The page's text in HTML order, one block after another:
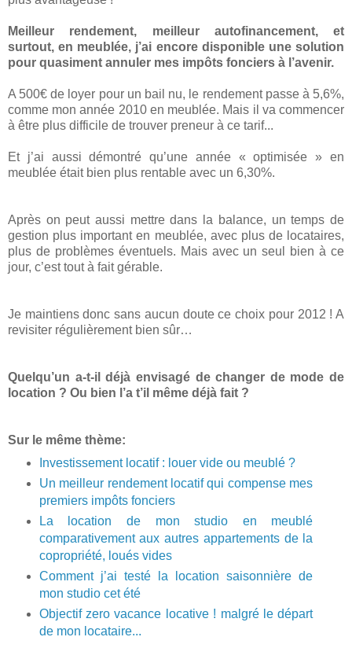
Meilleur rendement, meilleur autofinancement, et
surtout, en meublée, j’ai encore disponible une solution
pour quasiment annuler mes impôts fonciers à l’avenir.
A 500€ de loyer pour un bail nu, le rendement passe à 5,6%,
comme mon année 2010 en meublée. Mais il va commencer
à être plus difficile de trouver preneur à ce tarif...
Et j’ai aussi démontré qu’une année « optimisée » en
meublée était bien plus rentable avec un 6,30%.
Après on peut aussi mettre dans la balance, un temps de
gestion plus important en meublée, avec plus de locataires,
plus de problèmes éventuels. Mais avec un seul bien à ce
jour, c’est tout à fait gérable.
Je maintiens donc sans aucun doute ce choix pour 2012 ! A
revisiter régulièrement bien sûr…
Quelqu’un a-t-il déjà envisagé de changer de mode de
location ? Ou bien l’a t’il même déjà fait ?
Sur le même thème:
Investissement locatif : louer vide ou meublé ?
Un meilleur rendement locatif qui compense mes
premiers impôts fonciers
La location de mon studio en meublé
comparativement aux autres appartements de la
copropriété, loués vides
Comment j’ai testé la location saisonnière de
mon studio cet été
Objectif zero vacance locative ! malgré le départ
de mon locataire...